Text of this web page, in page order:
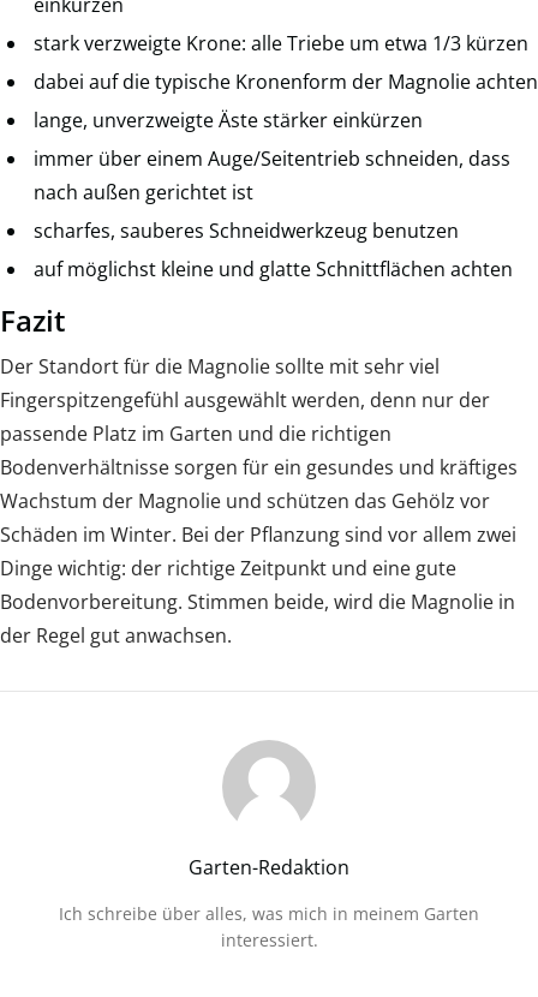
stark verzweigte Krone: alle Triebe um etwa 1/3 kürzen
dabei auf die typische Kronenform der Magnolie achten
lange, unverzweigte Äste stärker einkürzen
immer über einem Auge/Seitentrieb schneiden, dass
nach außen gerichtet ist
scharfes, sauberes Schneidwerkzeug benutzen
auf möglichst kleine und glatte Schnittflächen achten
Fazit
Der Standort für die Magnolie sollte mit sehr viel
Fingerspitzengefühl ausgewählt werden, denn nur der
passende Platz im Garten und die richtigen
Bodenverhältnisse sorgen für ein gesundes und kräftiges
Wachstum der Magnolie und schützen das Gehölz vor
Schäden im Winter. Bei der Pflanzung sind vor allem zwei
Dinge wichtig: der richtige Zeitpunkt und eine gute
Bodenvorbereitung. Stimmen beide, wird die Magnolie in
der Regel gut anwachsen.
Garten-Redaktion
Ich schreibe über alles, was mich in meinem Garten
interessiert.